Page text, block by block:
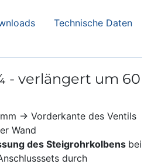
Technische Daten
- verlängert um 60
→ Vorderkante des Ventils
Wand
des Steigrohrkolbens bei
durch